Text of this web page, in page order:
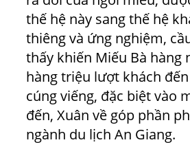
thế hệ này sang thế hệ
thiêng và ứng nghiệm,
thấy khiến Miếu Bà hàng
hàng triệu lượt khách
cúng viếng, đặc biệt vào
đến, Xuân về góp phần
ngành du lịch An Giang.